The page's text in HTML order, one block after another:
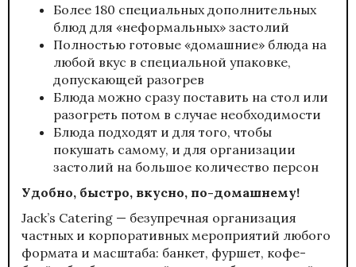
Более 180 специальных дополнительных
блюд для «неформальных» застолий
Полностью готовые «домашние» блюда на
любой вкус в специальной упаковке,
допускающей разогрев
Блюда можно сразу поставить на стол или
разогреть потом в случае необходимости
Блюда подходят и для того, чтобы
покушать самому, и для организации
застолий на большое количество персон
Удобно, быстро, вкусно, по-домашнему!
Jack’s Catering — безупречная организация
частных и корпоративных мероприятий любого
формата и масштаба: банкет, фуршет, кофе-